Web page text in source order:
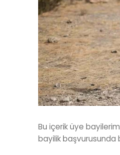
Bu içerik üye
bayilik başvurusunda